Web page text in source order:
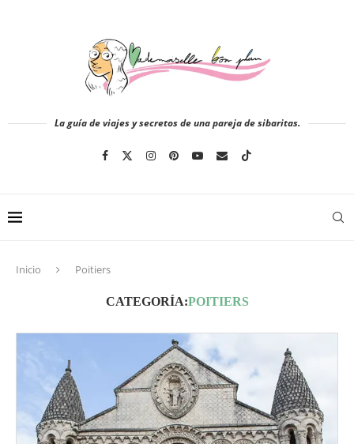
La guía de viajes y secretos de una pareja de sibaritas.
Inicio Poitiers
CATEGORÍA:POITIERS